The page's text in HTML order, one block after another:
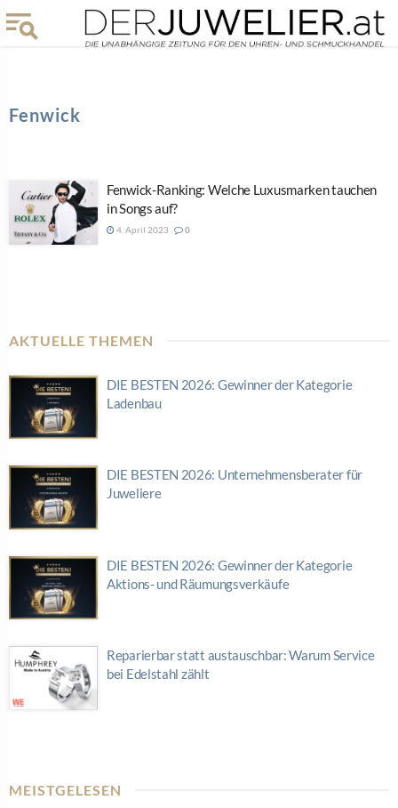
Fenwick
Fenwick-Ranking: Welche Luxusmarken tauchen
in Songs auf?
4. April 2023 0
AKTUELLE THEMEN
DIE BESTEN 2026: Gewinner der Kategorie
Ladenbau
DIE BESTEN 2026: Unternehmensberater für
Juweliere
DIE BESTEN 2026: Gewinner der Kategorie
Aktions- und Räumungsverkäufe
Reparierbar statt austauschbar: Warum Service
bei Edelstahl zählt
MEISTGELESEN